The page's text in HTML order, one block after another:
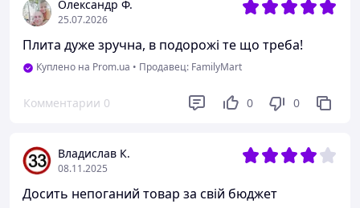
Олександр Ф.
25.07.2026
Плита дуже зручна, в подорожі те що треба!
Куплено на Prom.ua • Продавец: FamilyMart
Комментарии 0 0 0
Владислав К.
08.11.2025
Досить непоганий товар за свій бюджет